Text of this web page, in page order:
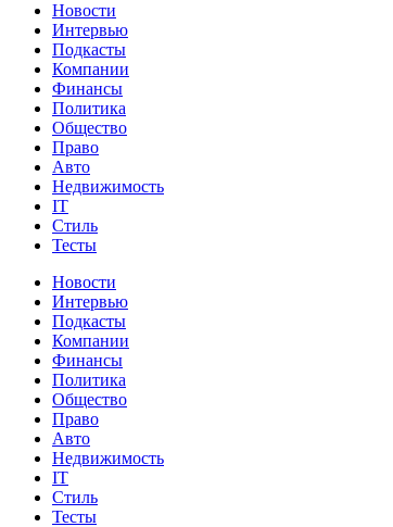
Новости
Интервью
Подкасты
Компании
Финансы
Политика
Общество
Право
Авто
Недвижимость
IT
Стиль
Тесты
Новости
Интервью
Подкасты
Компании
Финансы
Политика
Общество
Право
Авто
Недвижимость
IT
Стиль
Тесты